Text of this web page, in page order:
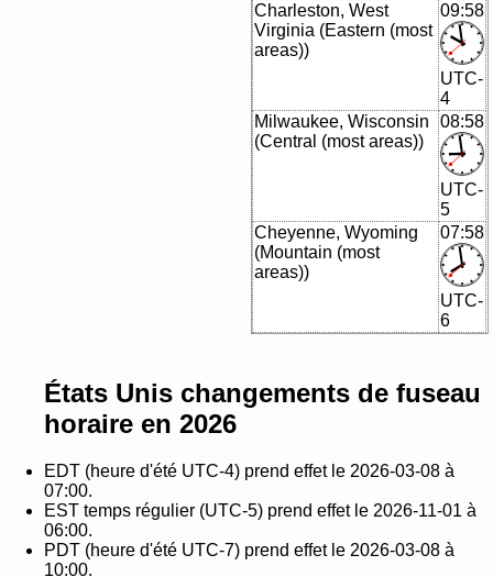
Charleston, West
Virginia (Eastern (most
areas))
09:58
UTC-
4
Milwaukee, Wisconsin
(Central (most areas))
08:58
UTC-
5
Cheyenne, Wyoming
(Mountain (most
areas))
07:58
UTC-
6
États Unis changements de fuseau
horaire en 2026
EDT (heure d'été UTC-4) prend effet le 2026-03-08 à
07:00.
EST temps régulier (UTC-5) prend effet le 2026-11-01 à
06:00.
PDT (heure d'été UTC-7) prend effet le 2026-03-08 à
10:00.